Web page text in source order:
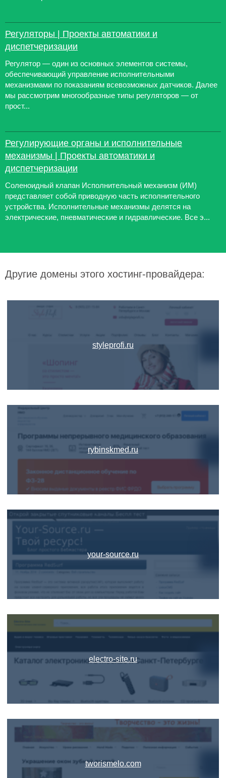
Регуляторы | Проекты автоматики и
диспетчеризации
Регулятор — один из основных элементов системы,
обеспечивающий управление исполнительными
механизмами по показаниям всевозможных датчиков. Далее
мы рассмотрим многообразные типы регуляторов — от
прост...
Регулирующие органы и исполнительные
механизмы | Проекты автоматики и
диспетчеризации
Соленоидный клапан Исполнительный механизм (ИМ)
представляет собой приводную часть исполнительного
устройства. Исполнительные механизмы делятся на
электрические, пневматические и гидравлические. Все э...
Другие домены этого хостинг-провайдера:
styleprofi.ru
rybinskmed.ru
your-source.ru
electro-site.ru
tworismelo.com